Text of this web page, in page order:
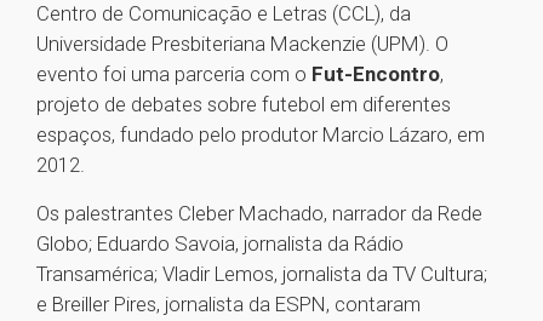
Centro de Comunicação e Letras (CCL), da
Universidade Presbiteriana Mackenzie (UPM). O
evento foi uma parceria com o Fut-Encontro,
projeto de debates sobre futebol em diferentes
espaços, fundado pelo produtor Marcio Lázaro, em
2012.
Os palestrantes Cleber Machado, narrador da Rede
Globo; Eduardo Savoia, jornalista da Rádio
Transamérica; Vladir Lemos, jornalista da TV Cultura;
e Breiller Pires, jornalista da ESPN, contaram